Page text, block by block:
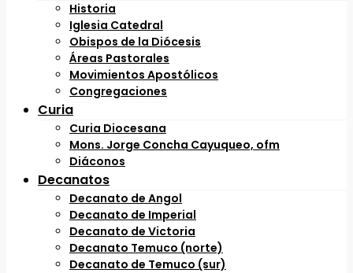
Historia
Iglesia Catedral
Obispos de la Diócesis
Áreas Pastorales
Movimientos Apostólicos
Congregaciones
Curia
Curia Diocesana
Mons. Jorge Concha Cayuqueo, ofm
Diáconos
Decanatos
Decanato de Angol
Decanato de Imperial
Decanato de Victoria
Decanato Temuco (norte)
Decanato de Temuco (sur)